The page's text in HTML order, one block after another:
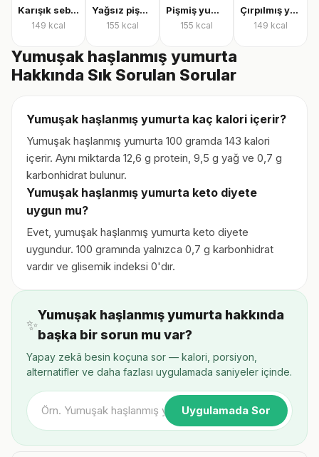
Karışık sebzeli omlet
149 kcal
Yağsız pişmiş yumurta
155 kcal
Pişmiş yumurta
155 kcal
Çırpılmış yumurta
149 kcal
Yumuşak haşlanmış yumurta
Hakkında Sık Sorulan Sorular
Yumuşak haşlanmış yumurta kaç kalori içerir?
Yumuşak haşlanmış yumurta 100 gramda 143 kalori
içerir. Aynı miktarda 12,6 g protein, 9,5 g yağ ve 0,7 g
karbonhidrat bulunur.
Yumuşak haşlanmış yumurta keto diyete
uygun mu?
Evet, yumuşak haşlanmış yumurta keto diyete
uygundur. 100 gramında yalnızca 0,7 g karbonhidrat
vardır ve glisemik indeksi 0'dır.
✨
Yumuşak haşlanmış yumurta hakkında
başka bir sorun mu var?
Yapay zekâ besin koçuna sor — kalori, porsiyon,
alternatifler ve daha fazlası uygulamada saniyeler içinde.
Uygulamada Sor